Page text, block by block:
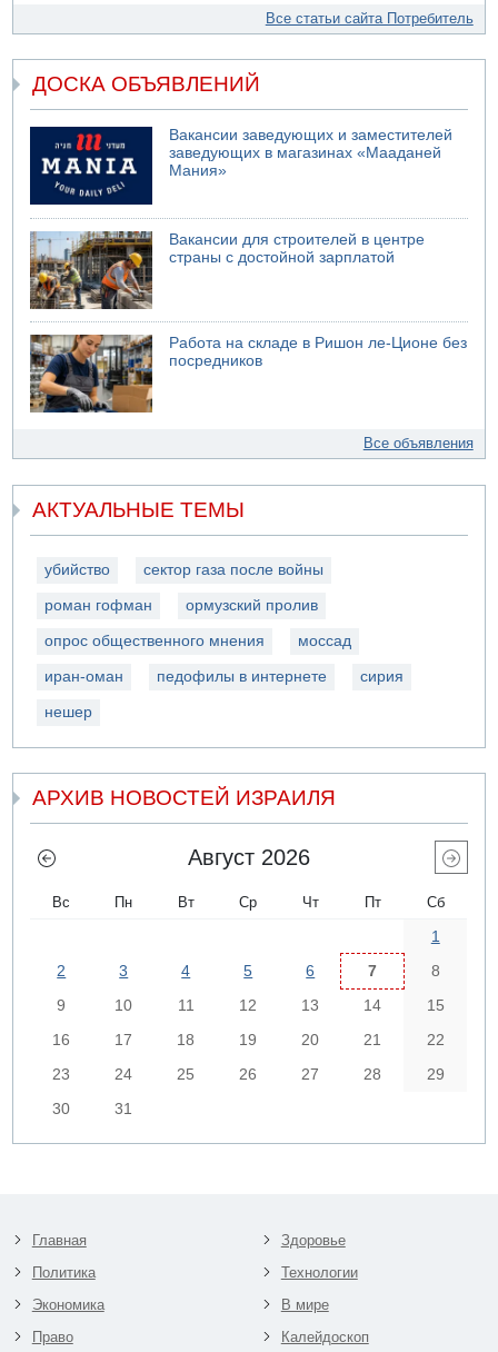
Все статьи сайта Потребитель
ДОСКА ОБЪЯВЛЕНИЙ
Вакансии заведующих и заместителей
заведующих в магазинах «Мааданей
Мания»
Вакансии для строителей в центре
страны с достойной зарплатой
Работа на складе в Ришон ле-Ционе без
посредников
Все объявления
АКТУАЛЬНЫЕ ТЕМЫ
убийство сектор газа после войны
роман гофман ормузский пролив
опрос общественного мнения моссад
иран-оман педофилы в интернете сирия
нешер
АРХИВ НОВОСТЕЙ ИЗРАИЛЯ
Август 2026
Вс Пн Вт Ср Чт Пт Сб
1
2
3 4 5 6 7
8
9
10 11 12 13 14
15
16
17 18 19 20 21
22
23
24 25 26 27 28
29
30
31
Главная
Политика
Экономика
Право
Здоровье
Технологии
В мире
Калейдоскоп